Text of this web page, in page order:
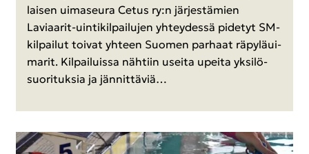
lai­sen ui­ma­seu­ra Cetus ry:n jär­jes­tä­mien
Laviaarit-​uintikilpailujen yh­tey­des­sä pi­de­tyt SM-​
kilpailut toi­vat yh­teen Suo­men par­haat rä­py­lä­ui­
ma­rit. Kil­pai­luis­sa näh­tiin usei­ta upei­ta yk­si­lö­
suo­ri­tuk­sia ja jän­nit­tä­viä…